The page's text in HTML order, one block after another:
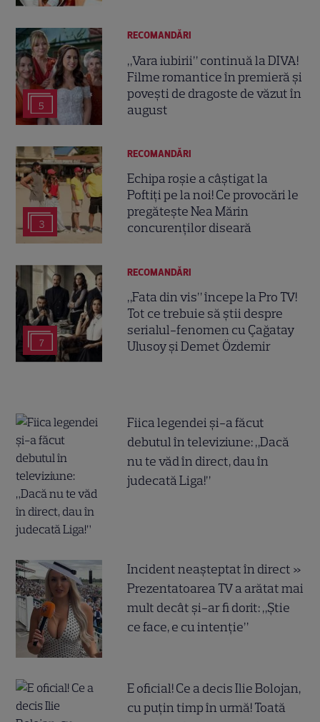
5
RECOMANDĂRI
„Vara iubirii” continuă la DIVA!
Filme romantice în premieră și
povești de dragoste de văzut în
august
3
RECOMANDĂRI
Echipa roșie a câștigat la
Poftiți pe la noi! Ce provocări le
pregătește Nea Mărin
concurenților diseară
7
RECOMANDĂRI
„Fata din vis” începe la Pro TV!
Tot ce trebuie să știi despre
serialul-fenomen cu Çağatay
Ulusoy și Demet Özdemir
Fiica legendei și-a făcut
debutul în televiziune: „Dacă
nu te văd în direct, dau în
judecată Liga!”
Incident neașteptat în direct »
Prezentatoarea TV a arătat mai
mult decât și-ar fi dorit: „Știe
ce face, e cu intenție”
E oficial! Ce a decis Ilie Bolojan,
cu puțin timp în urmă! Toată